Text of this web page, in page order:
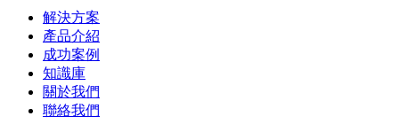
解決方案
產品介紹
成功案例
知識庫
關於我們
聯絡我們